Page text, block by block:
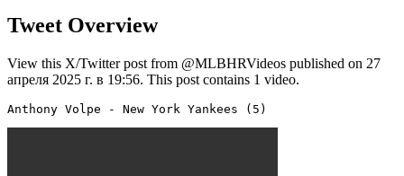
Tweet Overview
View this X/Twitter post from @MLBHRVideos published on 27
апреля 2025 г. в 19:56. This post contains 1 video.
Anthony Volpe - New York Yankees (5)